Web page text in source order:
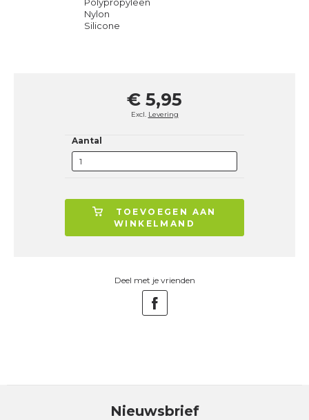
Nylon
Silicone
€ 5,95
Excl. Levering
Aantal
TOEVOEGEN AAN
WINKELMAND
Deel met je vrienden
Nieuwsbrief